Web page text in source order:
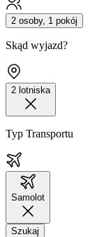
2 osoby, 1 pokój
Skąd wyjazd?
2 lotniska
Typ Transportu
Samolot
Szukaj